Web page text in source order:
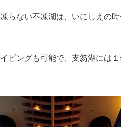
らない不凍湖は、いにしえの
ビングも可能で、支笏湖には